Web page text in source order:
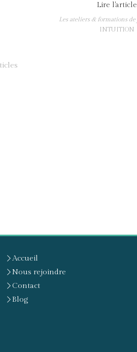
Lire l'article
Les ateliers & formations
INTUITION
Accueil
Nous rejoindre
Contact
Blog